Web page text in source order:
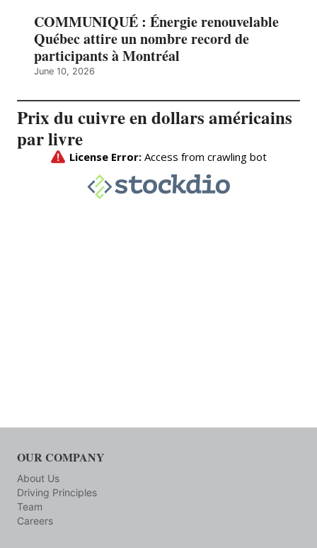
COMMUNIQUÉ : Énergie renouvelable
Québec attire un nombre record de
participants à Montréal
June 10, 2026
Prix du cuivre en dollars américains
par livre
OUR COMPANY
About Us
Driving Principles
Team
Careers